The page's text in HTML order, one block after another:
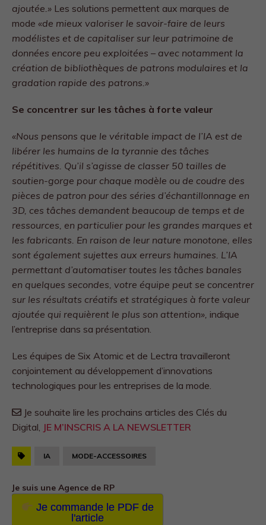
ajoutée.» Les solutions permettent aux marques de
mode «de mieux valoriser le savoir-faire de leurs
modélistes et de capitaliser sur leur patrimoine de
données encore peu exploitées – avec notamment la
création de bibliothèques de patrons modulaires et la
gradation rapide des patrons.»
Se concentrer sur les tâches à forte valeur
«Nous pensons que le véritable impact de l’IA est de
libérer les humains de la tyrannie des tâches
répétitives. Qu’il s’agisse de classer 50 tailles de
soutien-gorge pour chaque modèle ou de coudre des
pièces de patron pour des séries d’échantillonnage en
3D, ces tâches demandent beaucoup de temps et de
ressources, en particulier pour les grandes marques et
les fabricants. En raison de leur nature monotone, elles
sont également sujettes aux erreurs humaines. L’IA
permettant d’automatiser toutes les tâches banales
en quelques secondes, votre équipe peut se concentrer
sur les résultats créatifs et stratégiques à forte valeur
ajoutée qui requièrent le plus son attention», indique
l’entreprise dans sa présentation.
Les équipes de Six Atomic et de Lectra travailleront
conjointement au développement d’innovations
technologiques pour les entreprises de la mode.
Je souhaite lire les prochains articles des Clés du
Digital, JE M’INSCRIS A LA NEWSLETTER
IA MODE-ACCESSOIRES
Je suis une Agence de RP
Je commande le PDF de
l'article